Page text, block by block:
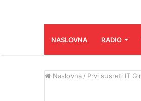
NASLOVNA RADIO
Naslovna / Prvi susreti IT